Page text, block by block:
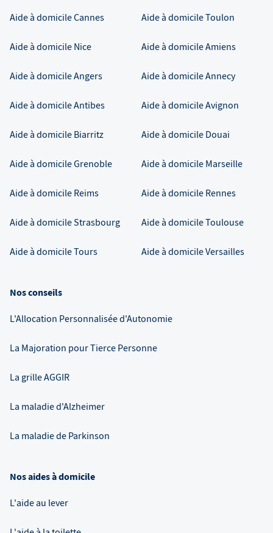
Aide à domicileCannes Aide à domicileToulon
Aide à domicile Nice Aide à domicileAmiens
Aide à domicileAngers Aide à domicileAnnecy
Aide à domicileAntibes Aide à domicileAvignon
Aide à domicile Biarritz Aide à domicile Douai
Aide à domicileGrenoble Aide à domicile Marseille
Aide à domicile Reims Aide à domicile Rennes
Aide à domicileStrasbourg Aide à domicileToulouse
Aide à domicileTours Aide à domicileVersailles
Nos conseils
L'Allocation Personnalisée d'Autonomie
La Majoration pour Tierce Personne
La grille AGGIR
La maladie d'Alzheimer
La maladie de Parkinson
Nos aides à domicile
L'aide au lever